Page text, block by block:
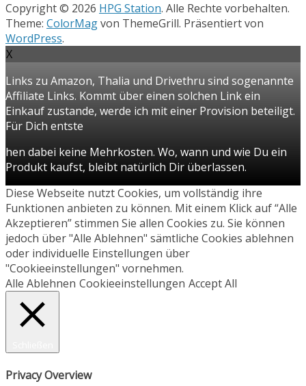
Copyright © 2026 HPG Station. Alle Rechte vorbehalten.
Theme: ColorMagvon ThemeGrill. Präsentiert von
WordPress.
X
Links zu Amazon, Thalia und Drivethru sind sogenannte
Affiliate Links. Kommt über einen solchen Link ein
Einkauf zustande, werde ich mit einer Provision beteiligt.
Für Dich entste
hen dabei keine Mehrkosten. Wo, wann und wie Du ein
Produkt kaufst, bleibt natürlich Dir überlassen.
Diese Webseite nutzt Cookies, um vollständig ihre
Funktionen anbieten zu können. Mit einem Klick auf “Alle
Akzeptieren” stimmen Sie allen Cookies zu. Sie können
jedoch über "Alle Ablehnen" sämtliche Cookies ablehnen
oder individuelle Einstellungen über
"Cookieeinstellungen" vornehmen.
Alle Ablehnen Cookieeinstellungen Accept All
Privacy Overview